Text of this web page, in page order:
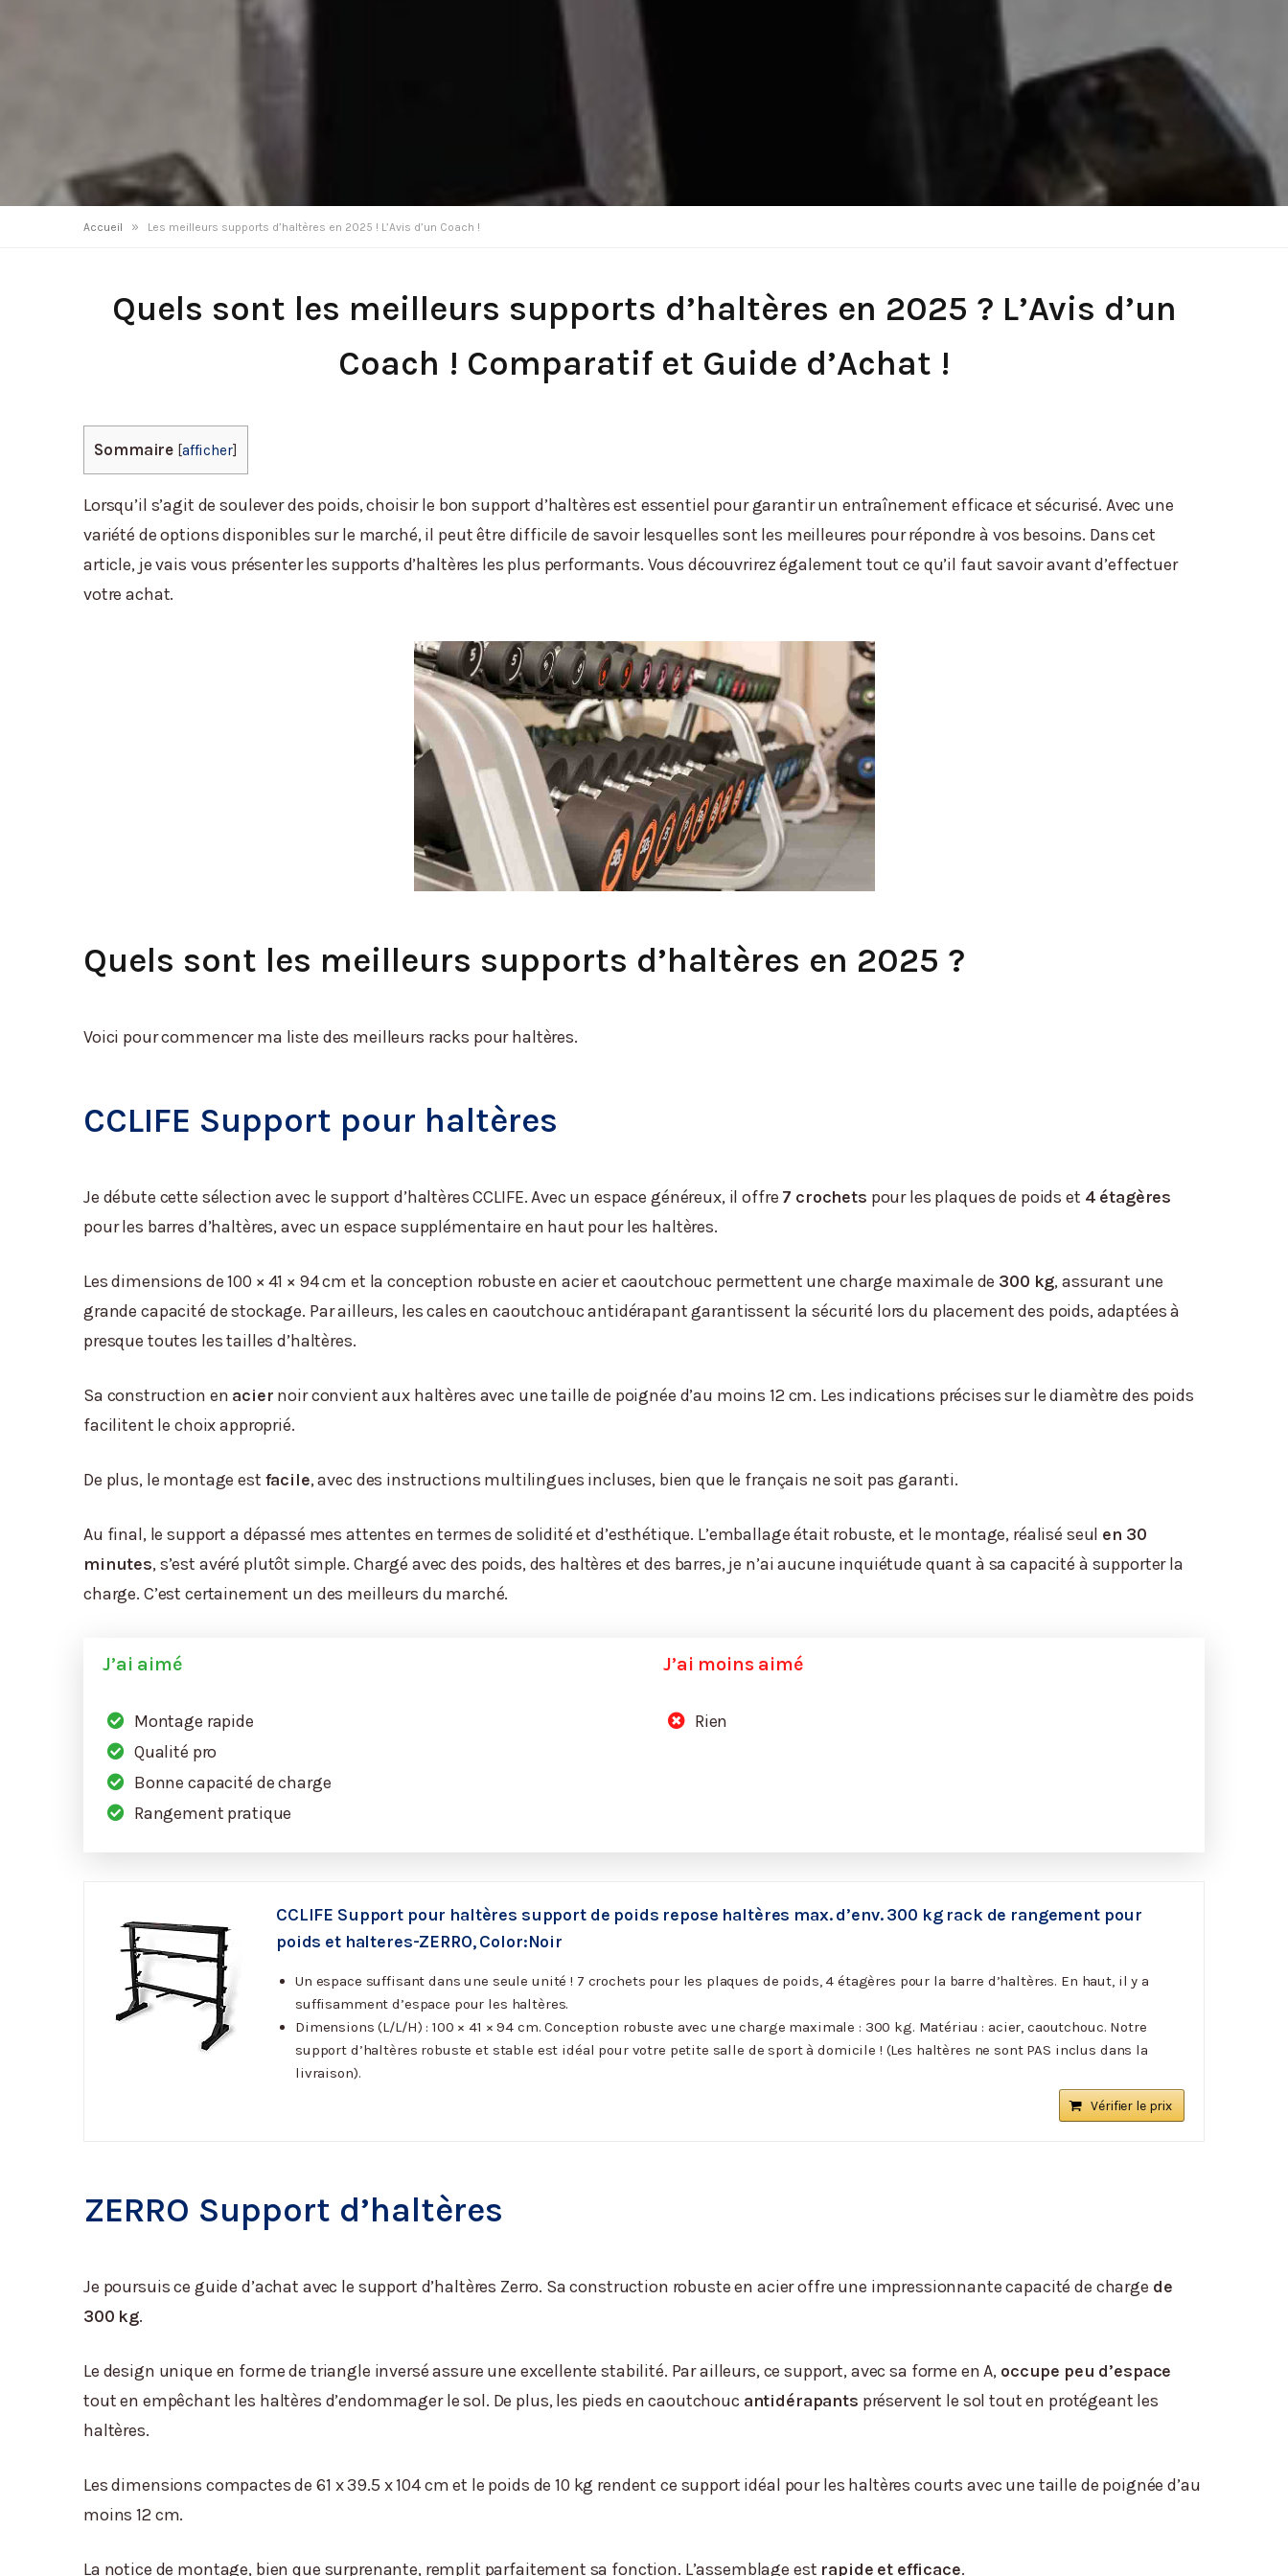
Accueil » Les meilleurs supports d’haltères en 2025 ! L’Avis d’un Coach !
Quels sont les meilleurs supports d’haltères en 2025 ? L’Avis d’un
Coach ! Comparatif et Guide d’Achat !
Sommaire [afficher]
Lorsqu’il s’agit de soulever des poids, choisir le bon support d’haltères est essentiel pour garantir un entraînement efficace et sécurisé. Avec une
variété de options disponibles sur le marché, il peut être difficile de savoir lesquelles sont les meilleures pour répondre à vos besoins. Dans cet
article, je vais vous présenter les supports d’haltères les plus performants. Vous découvrirez également tout ce qu’il faut savoir avant d’effectuer
votre achat.
Quels sont les meilleurs supports d’haltères en 2025 ?
Voici pour commencer ma liste des meilleurs racks pour haltères.
CCLIFE Support pour haltères
Je débute cette sélection avec le support d’haltères CCLIFE. Avec un espace généreux, il offre 7 crochets pour les plaques de poids et 4 étagères
pour les barres d’haltères, avec un espace supplémentaire en haut pour les haltères.
Les dimensions de 100 × 41 × 94 cm et la conception robuste en acier et caoutchouc permettent une charge maximale de 300 kg, assurant une
grande capacité de stockage. Par ailleurs, les cales en caoutchouc antidérapant garantissent la sécurité lors du placement des poids, adaptées à
presque toutes les tailles d’haltères.
Sa construction en acier noir convient aux haltères avec une taille de poignée d’au moins 12 cm. Les indications précises sur le diamètre des poids
facilitent le choix approprié.
De plus, le montage est facile, avec des instructions multilingues incluses, bien que le français ne soit pas garanti.
Au final, le support a dépassé mes attentes en termes de solidité et d’esthétique. L’emballage était robuste, et le montage, réalisé seul en 30
minutes, s’est avéré plutôt simple. Chargé avec des poids, des haltères et des barres, je n’ai aucune inquiétude quant à sa capacité à supporter la
charge. C’est certainement un des meilleurs du marché.
J’ai aimé
Montage rapide
Qualité pro
Bonne capacité de charge
Rangement pratique
J’ai moins aimé
Rien
CCLIFE Support pour haltères support de poids repose haltères max. d’env. 300 kg rack de rangement pour
poids et halteres-ZERRO, Color:Noir
Un espace suffisant dans une seule unité ! 7 crochets pour les plaques de poids, 4 étagères pour la barre d’haltères. En haut, il y a
suffisamment d’espace pour les haltères.
Dimensions (L/L/H) : 100 × 41 × 94 cm. Conception robuste avec une charge maximale : 300 kg. Matériau : acier, caoutchouc. Notre
support d’haltères robuste et stable est idéal pour votre petite salle de sport à domicile ! (Les haltères ne sont PAS inclus dans la
livraison).
Vérifier le prix
ZERRO Support d’haltères
Je poursuis ce guide d’achat avec le support d’haltères Zerro. Sa construction robuste en acier offre une impressionnante capacité de charge de
300 kg.
Le design unique en forme de triangle inversé assure une excellente stabilité. Par ailleurs, ce support, avec sa forme en A, occupe peu d’espace
tout en empêchant les haltères d’endommager le sol. De plus, les pieds en caoutchouc antidérapants préservent le sol tout en protégeant les
haltères.
Les dimensions compactes de 61 x 39.5 x 104 cm et le poids de 10 kg rendent ce support idéal pour les haltères courts avec une taille de poignée d’au
moins 12 cm.
La notice de montage, bien que surprenante, remplit parfaitement sa fonction. L’assemblage est rapide et efficace.